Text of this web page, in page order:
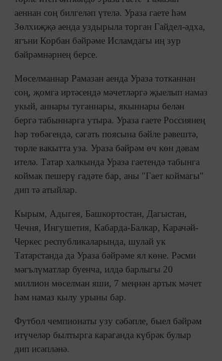
аеннан соң билгеләп үтелә. Ураза гаете һәм
Зөлхиҗҗә аенда уздырыла торган Гайдел-әдха,
ягъни Корбан бәйрәме Исламдагы иң зур
бәйрәмнәрнең берсе.
Мөселманнар Рамазан аенда Ураза тотканнан
соң, җомга иртәсендә мәчетләргә җыелып намаз
укый, аннары туганнары, якыннары белән
бергә табыннарга утыра. Ураза гаете Россиянең
һәр төбәгендә, сәгать поясына бәйле рәвештә,
төрле вакытта уза. Ураза бәйрәм өч көн дәвам
ителә. Татар халкында Ураза гаетендә табынга
коймак пешерү гадәте бар, аны "Гает коймагы"
дип тә атыйлар.
Кырым, Адыгея, Башкортостан, Дагыстан,
Чечня, Ингушетия, Кабарда-Балкар, Карачәй-
Черкес республикаларында, шулай ук
Татарстанда да Ураза бәйрәме ял көне. Рәсми
мәгълүматлар буенча, илдә барлыгы 20
миллион мөселман яши, 7 меңнән артык мәчет
һәм намаз кылу урыны бар.
Футбол чемпионаты узу сәбәпле, быел бәйрәм
итүчеләр былтырга караганда күбрәк булыр
дип исәпләнә.